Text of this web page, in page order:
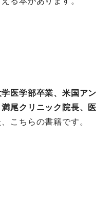
医学部卒業、米国アン
満尾クリニック院長、医
こちらの書籍です。